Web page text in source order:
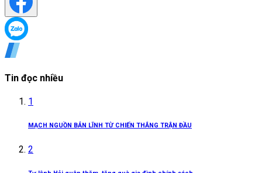
Tin đọc nhiều
1
MẠCH NGUỒN BẢN LĨNH TỪ CHIẾN THẮNG TRẬN ĐẦU
2